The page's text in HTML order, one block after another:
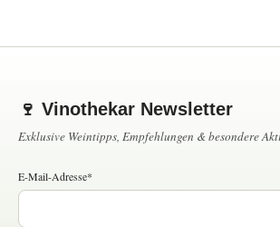
🍷 Vinothekar Newsletter
Exklusive Weintipps, Empfehlungen & besondere
E-Mail-Adresse*